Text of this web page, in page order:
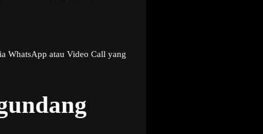
WhatsApp atau Video Call yang